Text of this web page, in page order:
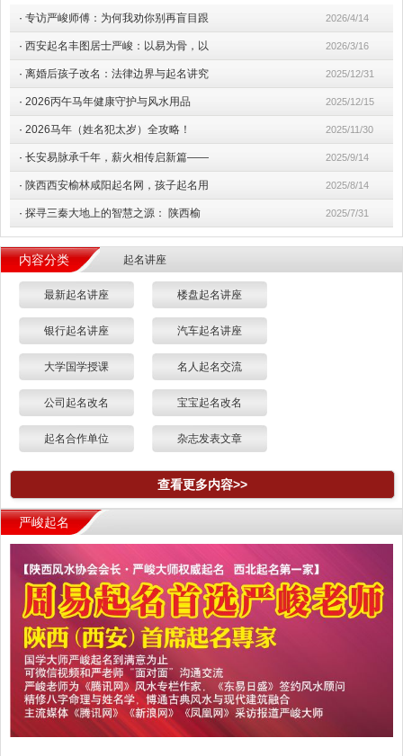
· 专访严峻师傅：为何我劝你别再盲目跟 2026/4/14
· 西安起名丰图居士严峻：以易为骨，以 2026/3/16
· 离婚后孩子改名：法律边界与起名讲究 2025/12/31
· 2026丙午马年健康守护与风水用品 2025/12/15
· 2026马年（姓名犯太岁）全攻略！ 2025/11/30
· 长安易脉承千年，薪火相传启新篇—— 2025/9/14
· 陕西西安榆林咸阳起名网，孩子起名用 2025/8/14
· 探寻三秦大地上的智慧之源： 陕西榆 2025/7/31
内容分类 起名讲座
最新起名讲座 楼盘起名讲座
银行起名讲座 汽车起名讲座
大学国学授课 名人起名交流
公司起名改名 宝宝起名改名
起名合作单位 杂志发表文章
查看更多内容>>
严峻起名